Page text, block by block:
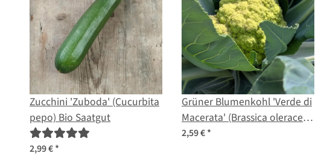
Zucchini 'Zuboda' (Cucurbita
pepo) Bio Saatgut
2,99 €*
Grüner Blumenkohl 'Verde di
Macerata' (Brassica oleracea
var. botrytis) Samen
2,59 €*